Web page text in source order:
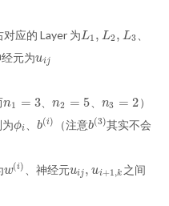
应的 Layer 为L1 , L2, L3
L1 L 2,L3
元为uij
uij
n1 = 3
n1 =3 、n2 = 5
n2 =5 n3 = 2
n3 =2
）
ϕi
ϕi 、b(i)
b(i) （注意b(3)
b(3)其实不会
w(i)
w(i) 、神经元uij, ui+1,k
uij,u i+1,k
之间